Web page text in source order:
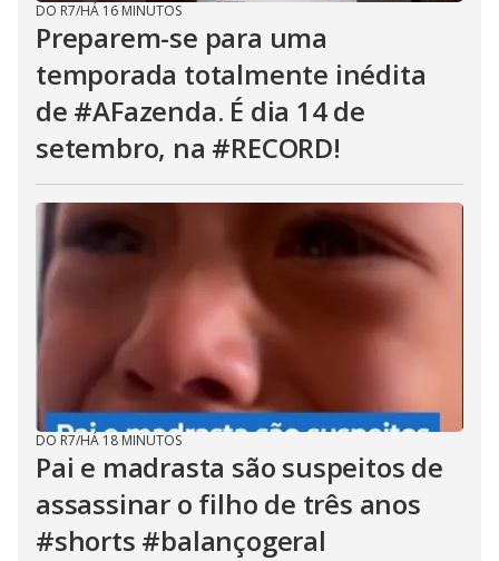
DO R7/HÁ 16 MINUTOS
Preparem-se para uma
temporada totalmente inédita
de #AFazenda. É dia 14 de
setembro, na #RECORD!
DO R7/HÁ 18 MINUTOS
Pai e madrasta são suspeitos de
assassinar o filho de três anos
#shorts #balançogeral